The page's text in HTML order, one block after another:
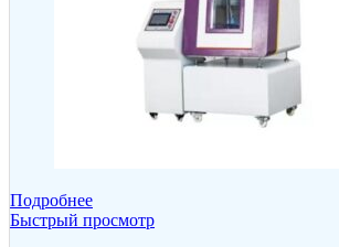
Подробнее
Быстрый просмотр